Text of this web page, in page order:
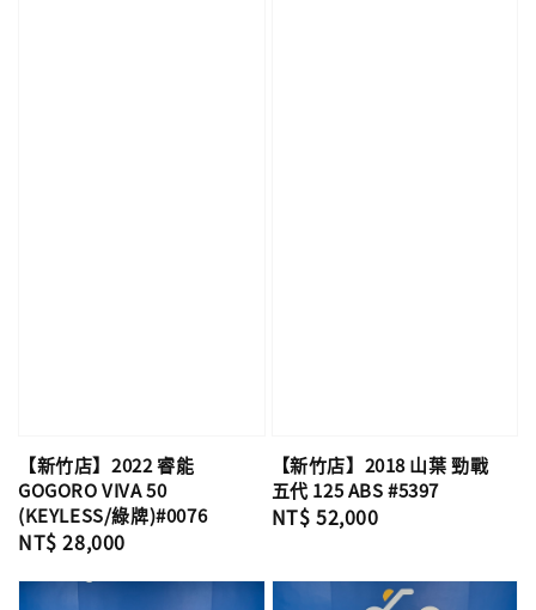
【新竹店】2022 睿能
GOGORO VIVA 50
(KEYLESS/綠牌)#0076
Regular
NT$ 28,000
【新竹店】2018 山葉 勁戰
五代 125 ABS #5397
Regular
NT$ 52,000